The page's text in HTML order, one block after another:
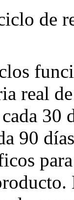
de
real
30
90